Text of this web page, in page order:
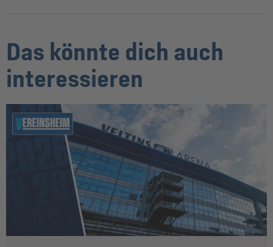
Das könnte dich auch
interessieren